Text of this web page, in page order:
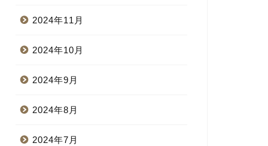
2024年11月
2024年10月
2024年9月
2024年8月
2024年7月